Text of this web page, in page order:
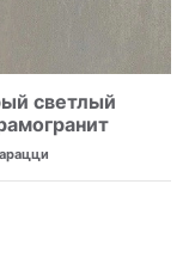
светлый